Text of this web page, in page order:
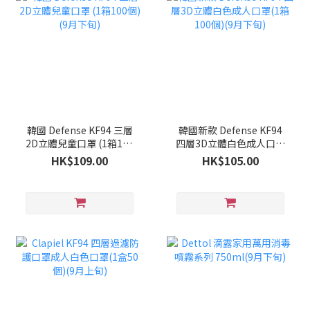
韓國 Defense KF94 三層
2D立體兒童口罩 (1箱100
個)(9月下旬)
HK$109.00
韓國新款 Defense KF94
四層3D立體白色成人口罩
(1箱100個)(9月下旬)
HK$105.00